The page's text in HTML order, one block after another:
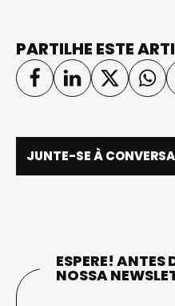
PARTILHE ESTE
JUNTE-SE À CONVERSA
ESPERE! ANTES
NOSSA